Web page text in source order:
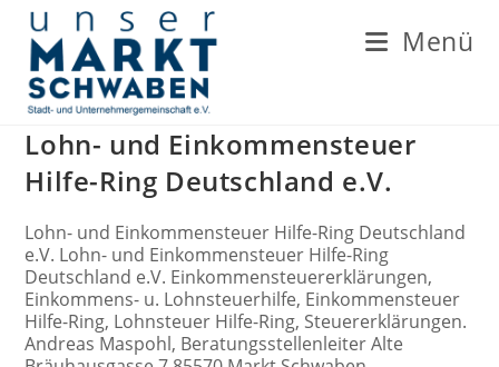
Zum
Inhalt
springen
Menü
Lohn- und Einkommensteuer
Hilfe-Ring Deutschland e.V.
Lohn- und Einkommensteuer Hilfe-Ring Deutschland
e.V. Lohn- und Einkommensteuer Hilfe-Ring
Deutschland e.V. Einkommensteuererklärungen,
Einkommens- u. Lohnsteuerhilfe, Einkommensteuer
Hilfe-Ring, Lohnsteuer Hilfe-Ring, Steuererklärungen.
Andreas Maspohl, Beratungsstellenleiter Alte